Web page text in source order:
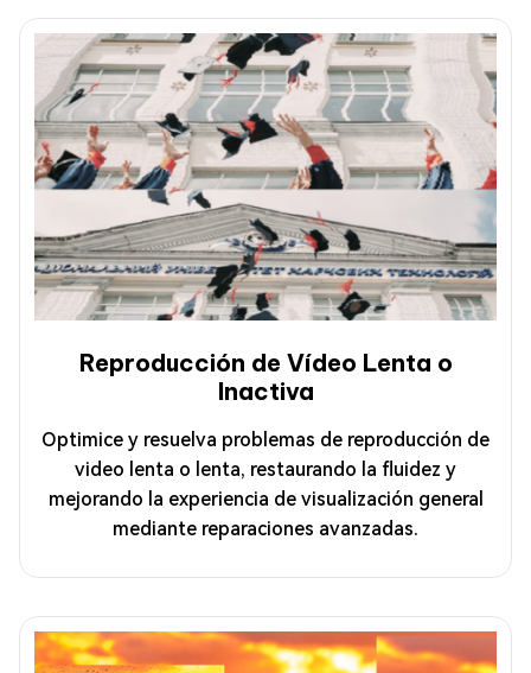
Reproducción de Vídeo Lenta o
Inactiva
Optimice y resuelva problemas de reproducción de
video lenta o lenta, restaurando la fluidez y
mejorando la experiencia de visualización general
mediante reparaciones avanzadas.